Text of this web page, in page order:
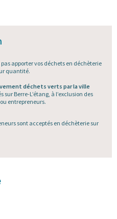
apporter vos déchets en déchèterie
quantité.
déchets verts par la ville
Berre-L’étang, à l’exclusion des
entrepreneurs.
sont acceptés en déchèterie sur